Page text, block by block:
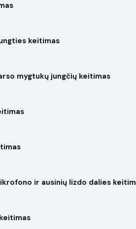
keitimas
mygtukų jungčių keitimas
ir ausinių lizdo dalies